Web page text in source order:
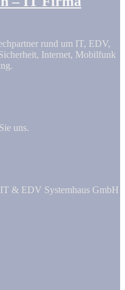
rund um IT, EDV,
Internet, Mobilfunk
uns.
& EDV Systemhaus GmbH